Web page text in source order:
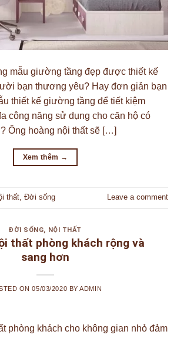
mẫu giường tầng đẹp được thiết kế
bạn thương yêu? Hay đơn giản bạn
thiết kế giường tầng để tiết kiệm
công năng sử dụng cho căn hộ có
Ông hoàng nội thất sẽ […]
Xem thêm →
thất, Đời sống Leave a comment
ĐỜI SỐNG, NỘI THẤT
thất phòng khách rộng và
sang hơn
ON05/03/2020 BYADMIN
phòng khách cho không gian nhỏ đảm